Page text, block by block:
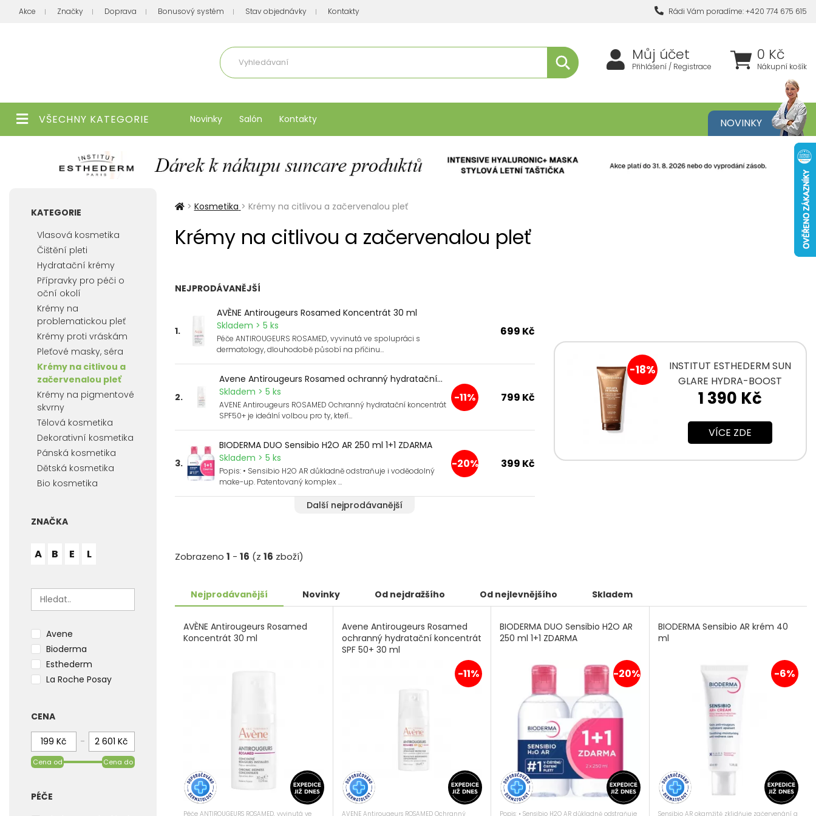
Akce Značky Doprava Bonusový systém Stav objednávky Kontakty Rádi Vám poradíme: +420 774 675 615
0 Kč
Nákupní košík
Můj účet
Přihlášení / Registrace
VŠECHNY KATEGORIE Novinky Salón Kontakty NOVINKY
> Kosmetika > Krémy na citlivou a začervenalou pleť
Krémy na citlivou a začervenalou pleť
NEJPRODÁVANĚJŠÍ
1.
AVÈNE Antirougeurs Rosamed Koncentrát 30 ml
Skladem > 5 ks
Péče ANTIROUGEURS ROSAMED, vyvinutá ve spolupráci s
dermatology, dlouhodobě působí na příčinu…
699 Kč
2.
Avene Antirougeurs Rosamed ochranný hydratační...
Skladem > 5 ks
AVENE Antirougeurs ROSAMED Ochranný hydratační koncentrát
SPF50+ je ideální volbou pro ty, kteří…
-11% 799 Kč
3.
BIODERMA DUO Sensibio H2O AR 250 ml 1+1 ZDARMA
Skladem > 5 ks
Popis: • Sensibio H2O AR důkladně odstraňuje i voděodolný
make-up. Patentovaný komplex …
-20% 399 Kč
Další nejprodávanější
-18%
INSTITUT ESTHEDERM SUN
GLARE HYDRA-BOOST
SAMOOPALOVACÍ GEL-
1 390 Kč
VÍCE ZDE
Zobrazeno 1 - 16 (z 16 zboží)
Nejprodávanější Novinky Od nejdražšího Od nejlevnějšího Skladem
AVÈNE Antirougeurs Rosamed
Koncentrát 30 ml
Péče ANTIROUGEURS ROSAMED, vyvinutá ve
Avene Antirougeurs Rosamed
ochranný hydratační koncentrát
SPF 50+ 30 ml
-11%
AVENE Antirougeurs ROSAMED Ochranný
BIODERMA DUO Sensibio H2O AR
250 ml 1+1 ZDARMA
-20%
Popis: • Sensibio H2O AR důkladně odstraňuje
BIODERMA Sensibio AR krém 40
ml
-6%
Sensibio AR okamžitě zklidňuje začervenání a
KATEGORIE
Vlasová kosmetika
Čištění pleti
Hydratační krémy
Přípravky pro péči o
oční okolí
Krémy na
problematickou pleť
Krémy proti vráskám
Pleťové masky, séra
Krémy na citlivou a
začervenalou pleť
Krémy na pigmentové
skvrny
Tělová kosmetika
Dekorativní kosmetika
Pánská kosmetika
Dětská kosmetika
Bio kosmetika
ZNAČKA
A B E L
Avene
Bioderma
Esthederm
La Roche Posay
CENA
-
Cena od Cena do
PÉČE